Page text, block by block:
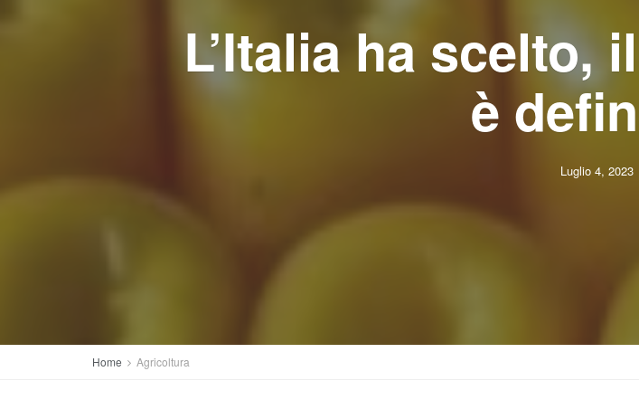
L’Italia ha scelto,
è
Luglio 4, 2023
Home Agricoltura